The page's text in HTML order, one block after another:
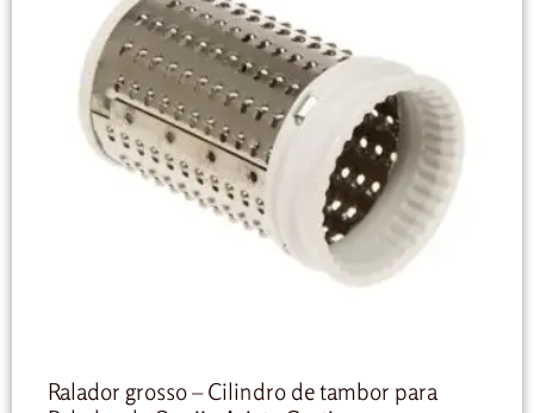
Ralador grosso – Cilindro de tambor para